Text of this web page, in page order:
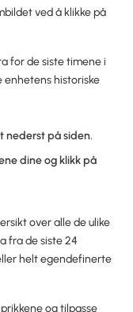
ved å klikke på
for de siste timene i
enhetens historiske
nederst på siden.
dine og klikk på
over alle de ulike
fra de siste 24
helt egendefinerte
og tilpasse